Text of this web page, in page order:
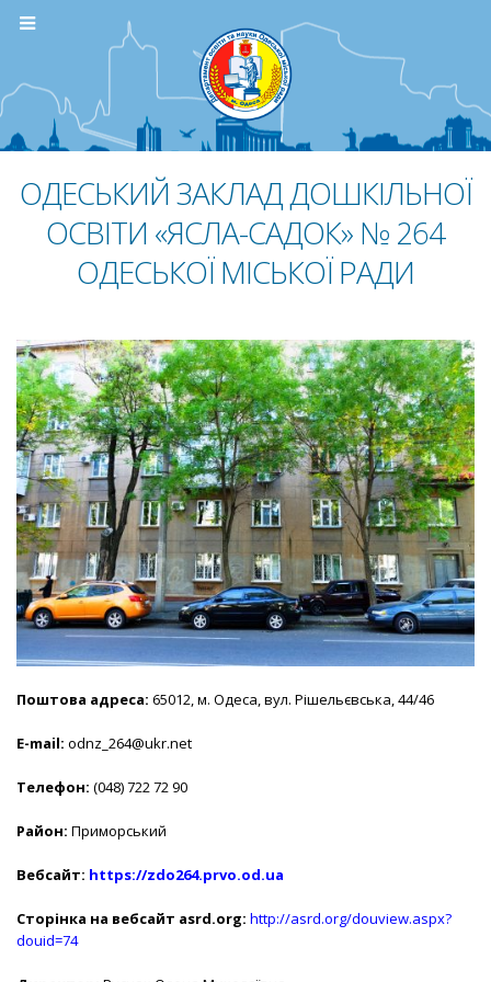
ОДЕСЬКИЙ ЗАКЛАД ДОШКІЛЬНОЇ
ОСВІТИ «ЯСЛА-САДОК» № 264
ОДЕСЬКОЇ МІСЬКОЇ РАДИ
Поштова адреса: 65012, м. Одеса, вул. Рішельєвська, 44/46
E-mail: odnz_264@ukr.net
Телефон: (048) 722 72 90
Район: Приморський
Вебсайт: https://zdo264.prvo.od.ua
Сторінка на вебсайт asrd.org: http://asrd.org/douview.aspx?
douid=74